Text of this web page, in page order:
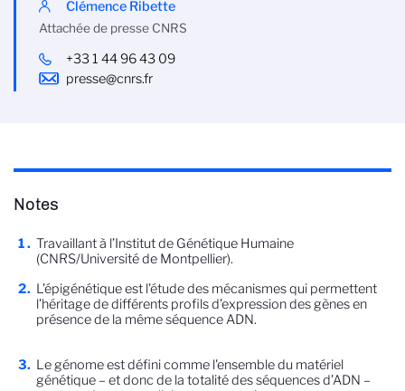
Clémence Ribette
Attachée de presse CNRS
+33 1 44 96 43 09
presse@cnrs.fr
Notes
Travaillant à l’Institut de Génétique Humaine
(CNRS/Université de Montpellier).
L’épigénétique est l’étude des mécanismes qui permettent
l’héritage de différents profils d’expression des gènes en
présence de la même séquence ADN.
Le génome est défini comme l'ensemble du matériel
génétique – et donc de la totalité des séquences d’ADN –